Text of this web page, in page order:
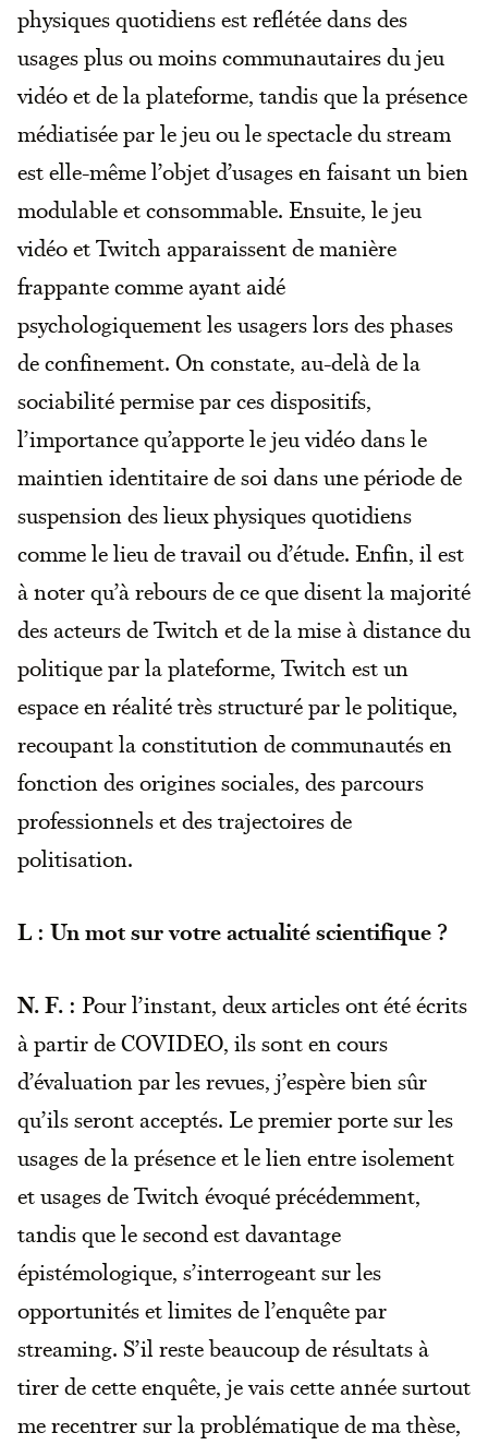
physiques quotidiens est reflétée dans des
usages plus ou moins communautaires du jeu
vidéo et de la plateforme, tandis que la présence
médiatisée par le jeu ou le spectacle du stream
est elle-même l’objet d’usages en faisant un bien
modulable et consommable. Ensuite, le jeu
vidéo et Twitch apparaissent de manière
frappante comme ayant aidé
psychologiquement les usagers lors des phases
de confinement. On constate, au-delà de la
sociabilité permise par ces dispositifs,
l’importance qu’apporte le jeu vidéo dans le
maintien identitaire de soi dans une période de
suspension des lieux physiques quotidiens
comme le lieu de travail ou d’étude. Enfin, il est
à noter qu’à rebours de ce que disent la majorité
des acteurs de Twitch et de la mise à distance du
politique par la plateforme, Twitch est un
espace en réalité très structuré par le politique,
recoupant la constitution de communautés en
fonction des origines sociales, des parcours
professionnels et des trajectoires de
politisation.
L : Un mot sur votre actualité scientifique ?
N. F. : Pour l’instant, deux articles ont été écrits
à partir de COVIDEO, ils sont en cours
d’évaluation par les revues, j’espère bien sûr
qu’ils seront acceptés. Le premier porte sur les
usages de la présence et le lien entre isolement
et usages de Twitch évoqué précédemment,
tandis que le second est davantage
épistémologique, s’interrogeant sur les
opportunités et limites de l’enquête par
streaming. S’il reste beaucoup de résultats à
tirer de cette enquête, je vais cette année surtout
me recentrer sur la problématique de ma thèse,